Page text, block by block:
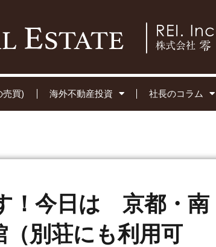
売買) 海外不動産投資 社長のコラム
！今日は 京都・南
別荘にも利用可